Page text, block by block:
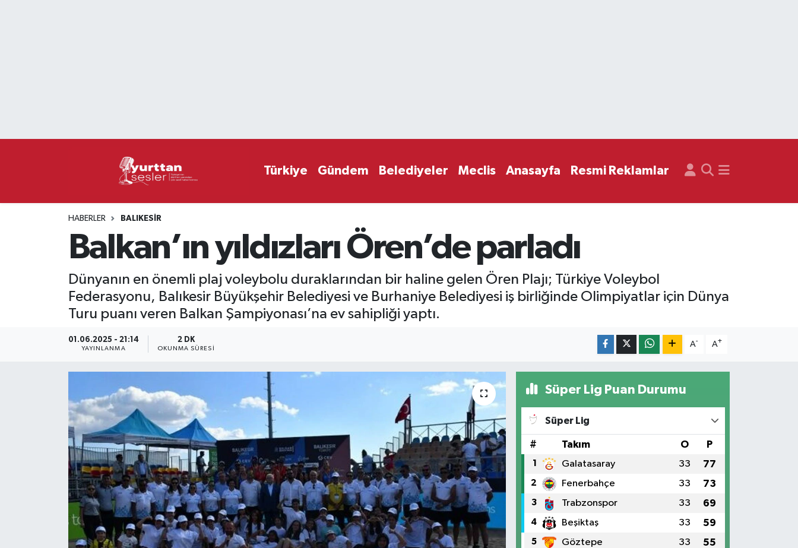
Türkiye Gündem Belediyeler Meclis Anasayfa Resmi Reklamlar
HABERLER BALIKESIR
Balkan’ın yıldızları Ören’de parladı
Dünyanın en önemli plaj voleybolu duraklarından bir haline gelen Ören Plajı; Türkiye Voleybol
Federasyonu, Balıkesir Büyükşehir Belediyesi ve Burhaniye Belediyesi iş birliğinde Olimpiyatlar için Dünya
Turu puanı veren Balkan Şampiyonası’na ev sahipliği yaptı.
01.06.2025 - 21:14
YAYINLANMA
2 DK
OKUNMA SÜRESI
A- A+
Süper Lig Puan Durumu
Süper Lig
# Takım O P
1 Galatasaray 33 77
2 Fenerbahçe 33 73
3 Trabzonspor 33 69
4 Beşiktaş 33 59
5 Göztepe 33 55
Süper Lig Puan Durumu ve Fikstür
Haber Arşivi